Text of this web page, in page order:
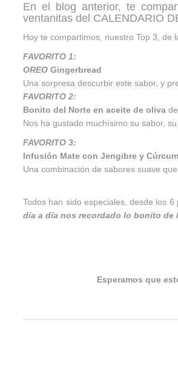
En el blog anterior, te
ventanitas del CALENDARIO
Hoy te compartimos, nuestro Top 3, de
FAVORITO 1:
OREO Gingerbread
Una sorpresa descurbir este sabor, y
FAVORITO 2:
Bonito del Norte en aceite de oliva
Nos ha gustado muchísimo su sabor,
FAVORITO 3:
Infusión Mate con Jengibre y
Una combinación de sabores suave
Todos han sido especiales, desde los
día a día nos recordado lo bonito de
Esperamos que